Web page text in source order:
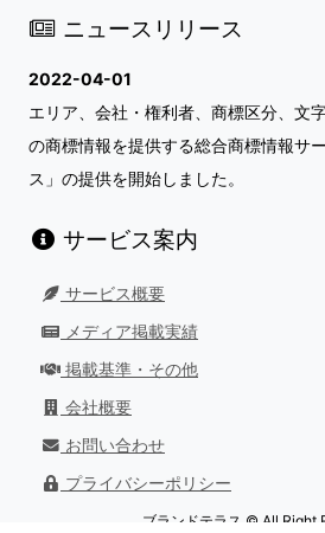
ニュースリリース
2022-04-01
エリア、会社・権利者、商標区分、文
の商標情報を提供する総合商標情報サ
ス」の提供を開始しました。
サービス案内
サービス概要
メディア掲載実績
掲載基準・その他
会社概要
お問い合わせ
プライバシーポリシー
ブランドテラス © All Right